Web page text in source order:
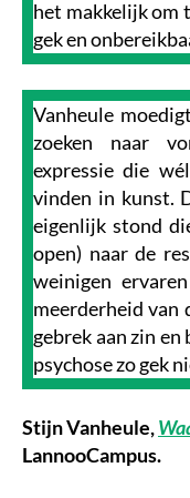
het makkelijk om
gek en
Vanheule
zoeken naar
expressie die
vinden in kunst.
eigenlijk stond
open) naar de
weinigen
meerderheid van
gebrek aan zin en
psychose zo gek
Stijn Vanheule,
LannooCampus.